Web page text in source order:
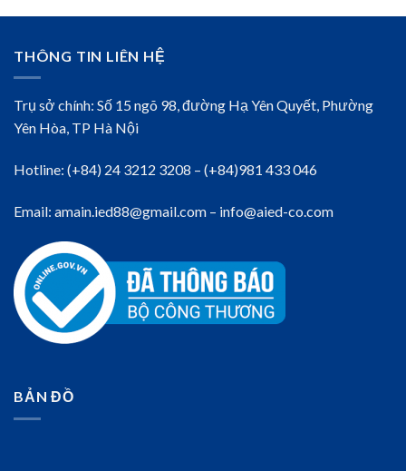
THÔNG TIN LIÊN HỆ
Trụ sở chính: Số 15 ngõ 98, đường Hạ Yên Quyết, Phường
Yên Hòa, TP Hà Nội
Hotline: (+84) 24 3212 3208 – (+84)981 433 046
Email: amain.ied88@gmail.com – info@aied-co.com
BẢN ĐỒ